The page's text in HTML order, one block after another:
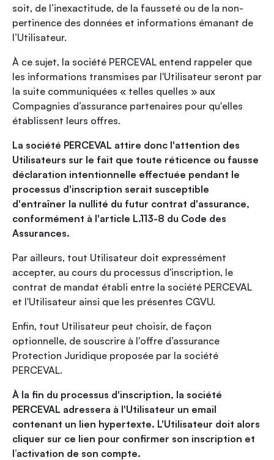
soit, de l’inexactitude, de la fausseté ou de la non-
pertinence des données et informations émanant de
l’Utilisateur.
À ce sujet, la société PERCEVAL entend rappeler que
les informations transmises par l'Utilisateur seront par
la suite communiquées « telles quelles » aux
Compagnies d’assurance partenaires pour qu'elles
établissent leurs offres.
La société PERCEVAL attire donc l'attention des
Utilisateurs sur le fait que toute réticence ou fausse
déclaration intentionnelle effectuée pendant le
processus d'inscription serait susceptible
d'entraîner la nullité du futur contrat d'assurance,
conformément à l'article L.113-8 du Code des
Assurances.
Par ailleurs, tout Utilisateur doit expressément
accepter, au cours du processus d'inscription, le
contrat de mandat établi entre la société PERCEVAL
et l'Utilisateur ainsi que les présentes CGVU.
Enfin, tout Utilisateur peut choisir, de façon
optionnelle, de souscrire à l'offre d’assurance
Protection Juridique proposée par la société
PERCEVAL.
À la fin du processus d'inscription, la société
PERCEVAL adressera à l'Utilisateur un email
contenant un lien hypertexte. L'Utilisateur doit alors
cliquer sur ce lien pour confirmer son inscription et
l’activation de son compte.